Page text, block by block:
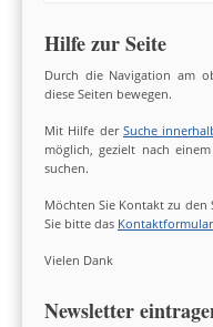
Hilfe zur Seite
Durch die Navigation am
diese Seiten bewegen.
Mit Hilfe der Suche
möglich, gezielt nach
suchen.
Möchten Sie Kontakt zu
Sie bitte das Kontaktformular
Vielen Dank
Newsletter